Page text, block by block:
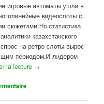
игровые автоматы ушли в
видеослоты с
сюжетами.Но статистика
казахстанского
на ретро-слоты вырос
периодом.И лидером
la lecture →